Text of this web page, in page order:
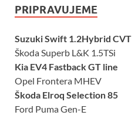
PRIPRAVUJEME
Suzuki Swift 1.2Hybrid CVT
Škoda Superb L&K 1.5TSi
Kia EV4 Fastback GT line
Opel Frontera MHEV
Škoda Elroq Selection 85
Ford Puma Gen-E